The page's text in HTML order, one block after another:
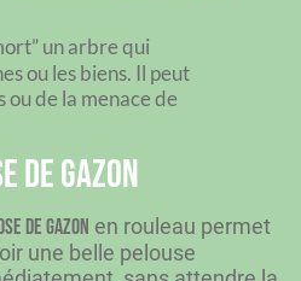
un arbre qui
ou les biens. Il peut
ou de la menace de
de gazon
de gazon en rouleau permet
une belle pelouse